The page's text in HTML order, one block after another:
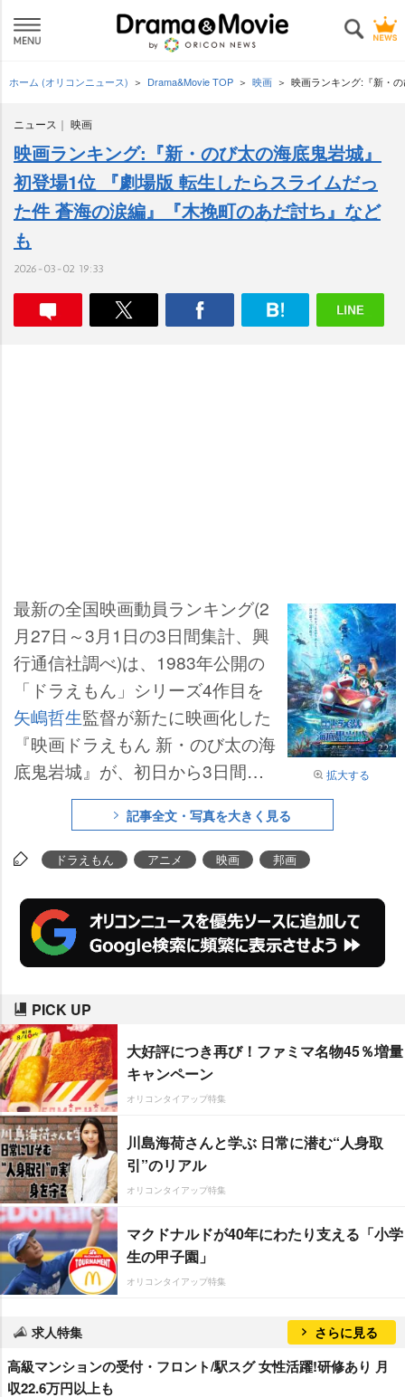
ホーム (オリコンニュース) Drama&Movie TOP 映画 映画ランキング:『新・
ニュース 映画
映画ランキング:『新・のび太の海底鬼岩城』
初登場1位 『劇場版 転生したらスライムだっ
た件 蒼海の涙編』『木挽町のあだ討ち』など
も
2026-03-02 19:33
拡大する
最新の全国映画動員ランキング(2
月27日～3月1日の3日間集計、興
行通信社調べ)は、1983年公開の
「ドラえもん」シリーズ4作目を
矢嶋哲生監督が新たに映画化した
『映画ドラえもん 新・のび太の海
底鬼岩城』が、初日から3日間で
動員62万1000人、興収7億8000万
円をあげ、初登場1位に輝いた。
記事全文・写真を大きく見る
ドラえもん アニメ 映画 邦画
PICK UP
大好評につき再び！ファミマ名物45％増量
キャンペーン
オリコンタイアップ特集
川島海荷さんと学ぶ 日常に潜む“人身取
引”のリアル
オリコンタイアップ特集
マクドナルドが40年にわたり支える「小学
生の甲子園」
オリコンタイアップ特集
求人特集 さらに見る
高級マンションの受付・フロント/駅スグ 女性活躍!研修あり 月
収22.6万円以上も